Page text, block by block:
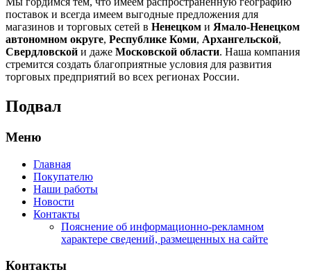
поставок и всегда имеем выгодные предложения для
магазинов и торговых сетей в Ненецком и Ямало-Ненецком
автономном округе, Республике Коми, Архангельской,
Свердловской и даже Московской области. Наша компания
стремится создать благоприятные условия для развития
торговых предприятий во всех регионах России.
Подвал
Меню
Главная
Покупателю
Наши работы
Новости
Контакты
Пояснение об информационно-рекламном
характере сведений, размещенных на сайте
Контакты